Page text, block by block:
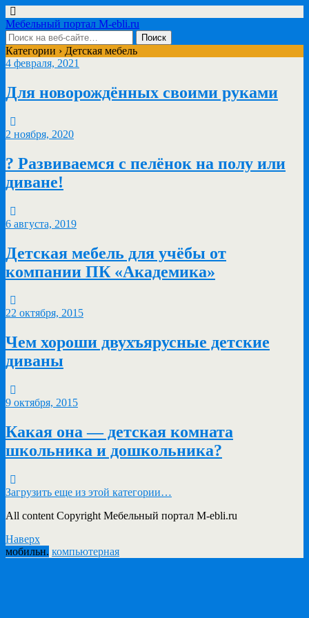
Мебельный портал M-ebli.ru
Категории › Детская мебель
4 февраля, 2021
Для новорождённых своими руками
2 ноября, 2020
? Развиваемся с пелёнок на полу или
диване!
6 августа, 2019
Детская мебель для учёбы от
компании ПК «Академика»
22 октября, 2015
Чем хороши двухъярусные детские
диваны
9 октября, 2015
Какая она — детская комната
школьника и дошкольника?
Загрузить еще из этой категории…
All content Copyright Мебельный портал M-ebli.ru
Наверх
мобильн. компьютерная